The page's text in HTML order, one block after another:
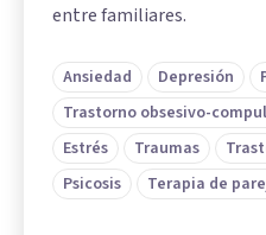
entre familiares.
Ansiedad Depresión
Trastorno obsesivo-
Estrés
Traumas
Psicosis
Terapia de